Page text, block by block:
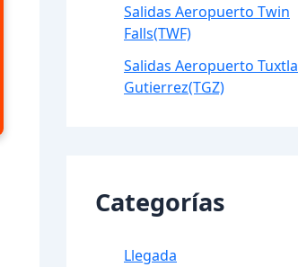
Salidas Aeropuerto Twin
Falls(TWF)
Salidas Aeropuerto Tuxtla
Gutierrez(TGZ)
Categorías
Llegada